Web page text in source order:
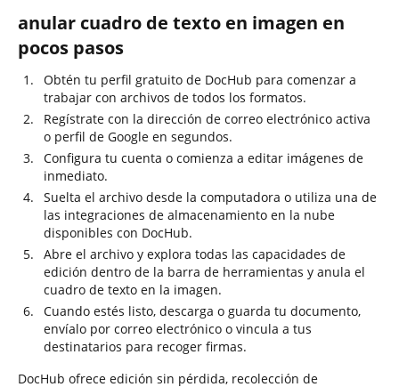
anular cuadro de texto en imagen en
pocos pasos
Obtén tu perfil gratuito de DocHub para comenzar a
trabajar con archivos de todos los formatos.
Regístrate con la dirección de correo electrónico activa
o perfil de Google en segundos.
Configura tu cuenta o comienza a editar imágenes de
inmediato.
Suelta el archivo desde la computadora o utiliza una de
las integraciones de almacenamiento en la nube
disponibles con DocHub.
Abre el archivo y explora todas las capacidades de
edición dentro de la barra de herramientas y anula el
cuadro de texto en la imagen.
Cuando estés listo, descarga o guarda tu documento,
envíalo por correo electrónico o vincula a tus
destinatarios para recoger firmas.
DocHub ofrece edición sin pérdida, recolección de